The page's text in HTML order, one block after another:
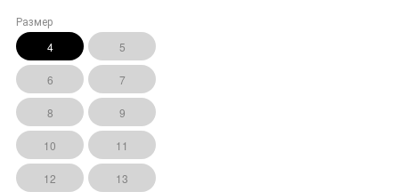
Размер
4
5
6 7
8 9
10 11
12 13